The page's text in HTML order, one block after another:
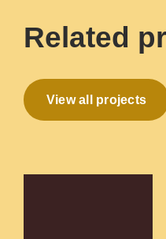
Related
View all projects